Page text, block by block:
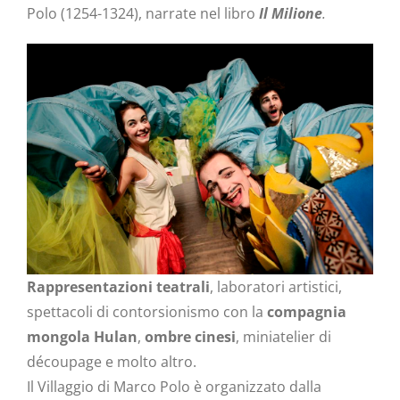
Polo (1254-1324), narrate nel libro Il Milione.
Rappresentazioni teatrali, laboratori artistici,
spettacoli di contorsionismo con la compagnia
mongola Hulan, ombre cinesi, miniatelier di
découpage e molto altro.
Il Villaggio di Marco Polo è organizzato dalla